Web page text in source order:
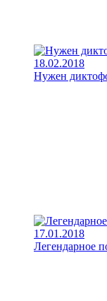
18.02.2018
Нужен
17.01.2018
Легендарное